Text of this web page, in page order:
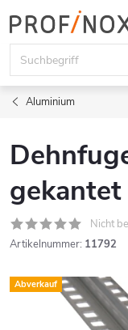
Inhalt
springen
Aluminium
gekantet
Nicht
Artikelnummer: 11792
Abverkauf